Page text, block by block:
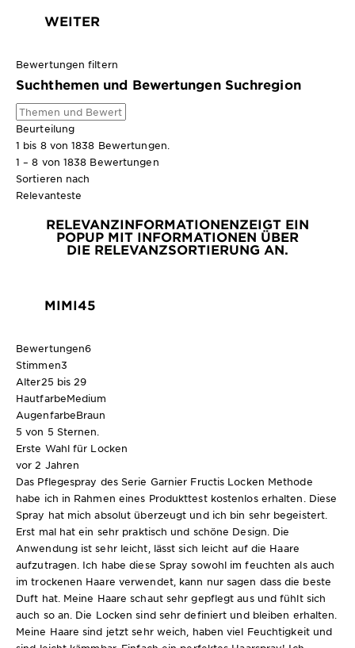
WEITER
Bewertungen filtern
Suchthemen und Bewertungen Suchregion
Beurteilung
1 bis 8 von 1838 Bewertungen.
1 – 8 von 1838 Bewertungen
Sortieren nach
Relevanteste
RELEVANZINFORMATIONENZEIGT EIN
POPUP MIT INFORMATIONEN ÜBER
DIE RELEVANZSORTIERUNG AN.
MIMI45
Bewertungen6
Stimmen3
Alter25 bis 29
HautfarbeMedium
AugenfarbeBraun
5 von 5 Sternen.
Erste Wahl für Locken
vor 2 Jahren
Das Pflegespray des Serie Garnier Fructis Locken Methode
habe ich in Rahmen eines Produkttest kostenlos erhalten. Diese
Spray hat mich absolut überzeugt und ich bin sehr begeistert.
Erst mal hat ein sehr praktisch und schöne Design. Die
Anwendung ist sehr leicht, lässt sich leicht auf die Haare
aufzutragen. Ich habe diese Spray sowohl im feuchten als auch
im trockenen Haare verwendet, kann nur sagen dass die beste
Duft hat. Meine Haare schaut sehr gepflegt aus und fühlt sich
auch so an. Die Locken sind sehr definiert und bleiben erhalten.
Meine Haare sind jetzt sehr weich, haben viel Feuchtigkeit und